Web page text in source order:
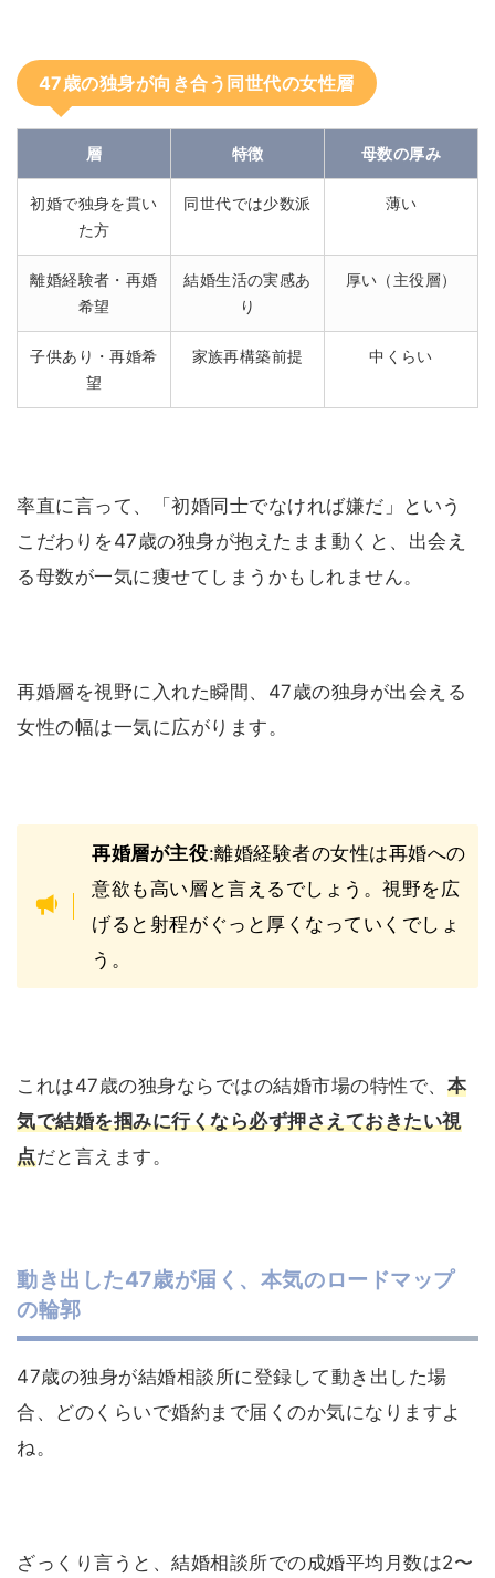
47歳の独身が向き合う同世代の女性層
層 特徴 母数の厚み
初婚で独身を貫い
た方
同世代では少数派 薄い
離婚経験者・再婚
希望
結婚生活の実感あ
り
厚い（主役層）
子供あり・再婚希
望
家族再構築前提 中くらい
率直に言って、「初婚同士でなければ嫌だ」という
こだわりを47歳の独身が抱えたまま動くと、出会え
る母数が一気に痩せてしまうかもしれません。
再婚層を視野に入れた瞬間、47歳の独身が出会える
女性の幅は一気に広がります。
再婚層が主役:離婚経験者の女性は再婚への
意欲も高い層と言えるでしょう。視野を広
げると射程がぐっと厚くなっていくでしょ
う。
これは47歳の独身ならではの結婚市場の特性で、 本
気で結婚を掴みに行くなら必ず押さえておきたい視
点だと言えます。
動き出した47歳が届く、本気のロードマップ
の輪郭
47歳の独身が結婚相談所に登録して動き出した場
合、どのくらいで婚約まで届くのか気になりますよ
ね。
ざっくり言うと、結婚相談所での成婚平均月数は2〜